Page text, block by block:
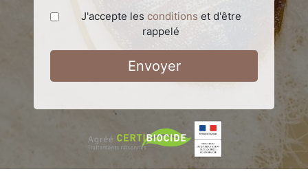
J'accepte les conditions et d'être
rappelé
Envoyer